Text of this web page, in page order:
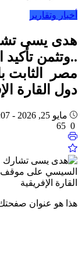
أخبار وتقارير
هدى يسى
..وتثمن
مصر الثابت
دول القارة
مايو 25, 2026 - 12:07
هذا هو عنوان